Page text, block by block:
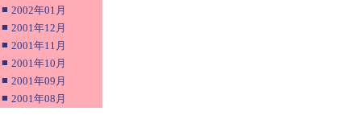
■ 2002年01月
■ 2001年12月
■ 2001年11月
■ 2001年10月
■ 2001年09月
■ 2001年08月